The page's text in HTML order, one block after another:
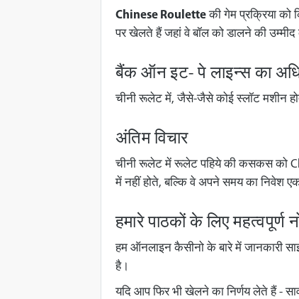
Chinese Rouletteकी गेम प्रक्रिया को
पर खेलते हैं जहां वे बॉल को डालने की
बैंक ऑन इट- पे लाइन्स का
चीनी रूलेट में, जैसे-जैसे कोई स्लॉट मशीन
अंतिम विचार
चीनी रूलेट में रूलेट पहिये की कसकस को
में नहीं होते, बल्कि वे अपने समय का निवेश
हमारे पाठकों के लिए महत्वपूर्ण
हम ऑनलाइन कैसीनो के बारे में जानकारी
है।
यदि आप फिर भी खेलने का निर्णय लेते हैं -